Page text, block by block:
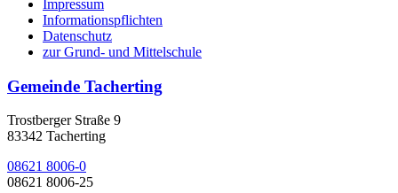
Impressum
Informationspflichten
Datenschutz
zur Grund- und Mittelschule
Gemeinde Tacherting
Trostberger Straße 9
83342 Tacherting
08621 8006-0
08621 8006-25